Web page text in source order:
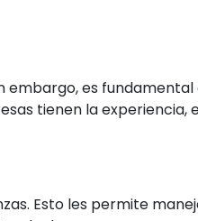
embargo, es
tienen la experiencia,
Esto les permite